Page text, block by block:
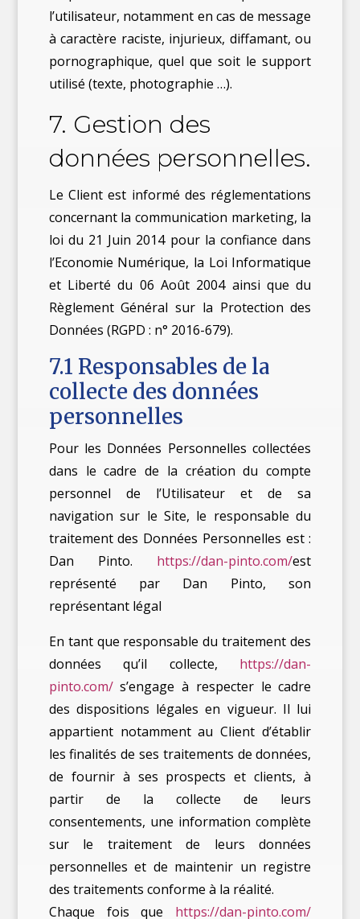
l’utilisateur, notamment en cas de message
à caractère raciste, injurieux, diffamant, ou
pornographique, quel que soit le support
utilisé (texte, photographie …).
7. Gestion des
données personnelles.
Le Client est informé des réglementations
concernant la communication marketing, la
loi du 21 Juin 2014 pour la confiance dans
l’Economie Numérique, la Loi Informatique
et Liberté du 06 Août 2004 ainsi que du
Règlement Général sur la Protection des
Données (RGPD : n° 2016-679).
7.1 Responsables de la
collecte des données
personnelles
Pour les Données Personnelles collectées
dans le cadre de la création du compte
personnel de l’Utilisateur et de sa
navigation sur le Site, le responsable du
traitement des Données Personnelles est :
Dan Pinto. https://dan-pinto.com/est
représenté par Dan Pinto, son
représentant légal
En tant que responsable du traitement des
données qu’il collecte, https://dan-
pinto.com/s’engage à respecter le cadre
des dispositions légales en vigueur. Il lui
appartient notamment au Client d’établir
les finalités de ses traitements de données,
de fournir à ses prospects et clients, à
partir de la collecte de leurs
consentements, une information complète
sur le traitement de leurs données
personnelles et de maintenir un registre
des traitements conforme à la réalité.
Chaque fois que https://dan-pinto.com/